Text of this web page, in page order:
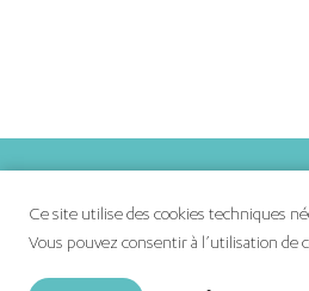
Ce site utilise des cookies techniques
Vous pouvez consentir à l’utilisation de